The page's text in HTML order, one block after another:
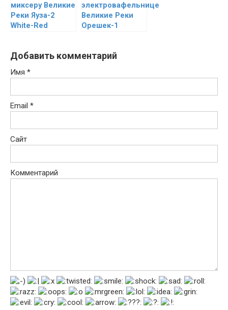
миксеру Великие
Реки Яуза-2
White-Red
электровафельнице
Великие Реки
Орешек-1
Добавить комментарий
Имя *
Email *
Сайт
Комментарий